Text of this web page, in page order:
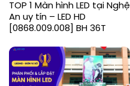
TOP 1 Màn hình LED tại Nghệ
An uy tín – LED HD
[0868.009.008] BH 36T